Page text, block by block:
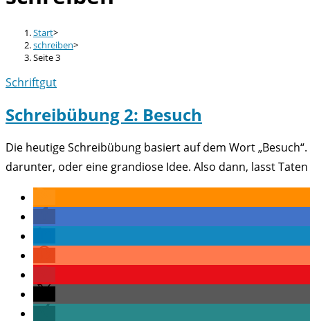
Start>
schreiben>
Seite 3
Schriftgut
Schreibübung 2: Besuch
Die heutige Schreibübung basiert auf dem Wort
darunter, oder eine grandiose Idee. Also dann, lasst